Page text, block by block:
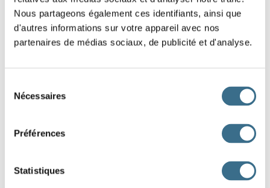
Nous partageons également ces identifiants, ainsi que
d'autres informations sur votre appareil avec nos
partenaires de médias sociaux, de publicité et d'analyse.
Nécessaires
Préférences
Statistiques
(refermer)sur moi, en agitant ses clefs
d'une façon... frinc ! frinc ! frinc !
Ces messieurs avaient oublié de m'éclairer... J'
corridors tout noirs, tâtant les murs pour essayer de
retrouver mon chemin. De loin en loin, un peu de lune
entrait par le grillage d'une fenêtre haute et m'aidait à
lumineux